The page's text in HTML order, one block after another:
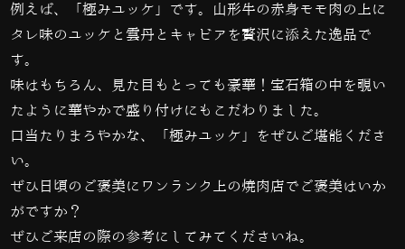
例えば、「極みユッケ」です。山形牛の赤身モモ肉の上に
タレ味のユッケと雲丹とキャビアを贅沢に添えた逸品で
す。
味はもちろん、見た目もとっても豪華！宝石箱の中を覗い
たように華やかで盛り付けにもこだわりました。
口当たりまろやかな、「極みユッケ」をぜひご堪能くださ
い。
ぜひ日頃のご褒美にワンランク上の焼肉店でご褒美はいか
がですか？
ぜひご来店の際の参考にしてみてくださいね。